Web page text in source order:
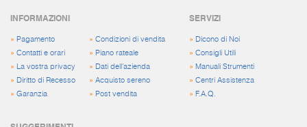
INFORMAZIONI
» Pagamento
» Contatti e orari
»
La vostra privacy
» Diritto di Recesso
» Garanzia
» Condizioni di vendita
» Piano rateale
» Dati dell'azienda
» Acquisto sereno
» Post vendita
SERVIZI
» Dicono di Noi
»Consigli Utili
» Manuali Strumenti
»Centri Assistenza
» F.A.Q.